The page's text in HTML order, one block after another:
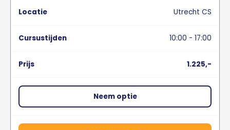
Utrecht CS
10:00 - 17:00
1.225,-
Neem optie